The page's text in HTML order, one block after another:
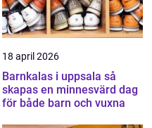
18 april 2026
Barnkalas i uppsala så
skapas en minnesvärd dag
för både barn och vuxna